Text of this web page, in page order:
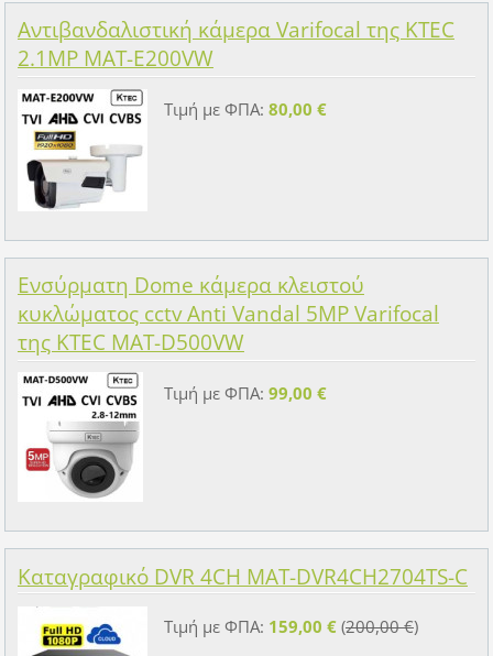
Αντιβανδαλιστική κάμερα Varifocal της KTEC
2.1MP MAT-E200VW
Τιμή με ΦΠΑ: 80,00 €
Ενσύρματη Dome κάμερα κλειστού
κυκλώματος cctv Anti Vandal 5MP Varifocal
της KTEC MAT-D500VW
Τιμή με ΦΠΑ: 99,00 €
Καταγραφικό DVR 4CH MAT-DVR4CH2704TS-C
Τιμή με ΦΠΑ: 159,00 €(200,00 €)